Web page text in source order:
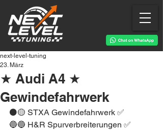
★ Audi A4 ★
Gewindefahrwerk
next-level-tuning
23. März
⚫️🟡 STXA Gewindefahrwerk ✅
🔵🔵 H&R Spurverbreiterungen ✅